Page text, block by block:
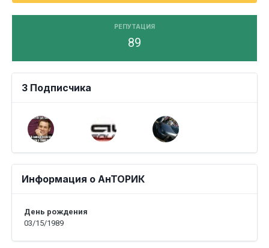
РЕПУТАЦИЯ
89
3 Подписчика
Информация о АнТОРИК
День рождения
03/15/1989